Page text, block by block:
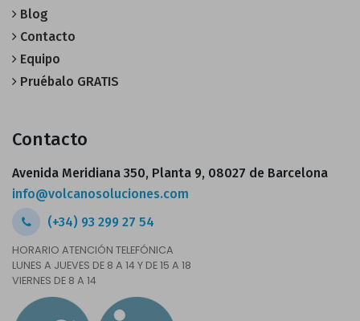
Blog
Contacto
Equipo
Pruébalo GRATIS
Contacto
Avenida Meridiana 350, Planta 9, 08027 de Barcelona
info@volcanosoluciones.com
(+34) 93 299 27 54
HORARIO ATENCIÓN TELEFÓNICA
LUNES A JUEVES DE 8 A 14 Y DE 15 A 18
VIERNES DE 8 A 14